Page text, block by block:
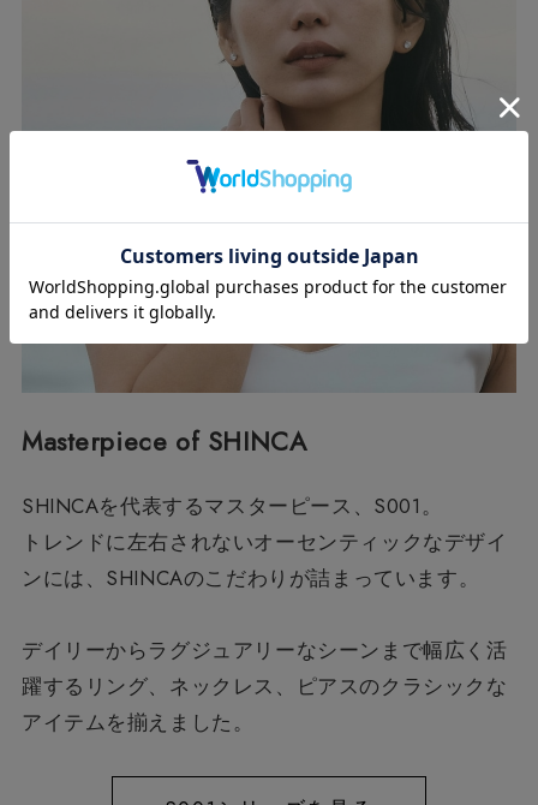
Masterpiece of SHINCA
SHINCAを代表するマスターピース、S001。
トレンドに左右されないオーセンティックなデザイ
ンには、 SHINCAのこだわりが詰まっています。
デイリーからラグジュアリーなシーンまで幅広く活
躍するリング、ネックレス、ピアスのクラシックな
アイテムを揃えました。